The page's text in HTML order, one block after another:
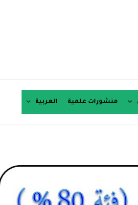
منشورات علمية العربية